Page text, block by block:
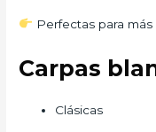
Perfectas para
Carpas
Clásicas